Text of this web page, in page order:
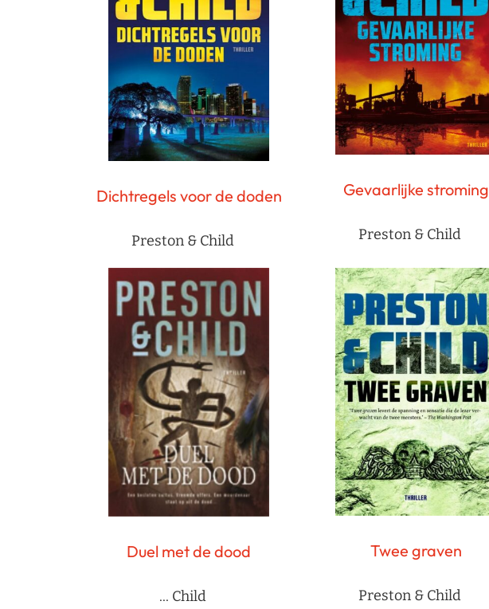
Dichtregels voor de doden
Preston & Child
Gevaarlijke stroming
Preston & Child
Duel met de dood
... Child
Twee graven
Preston & Child